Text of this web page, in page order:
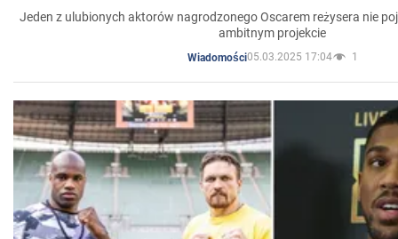
Jeden z ulubionych aktorów nagrodzonego Oscarem reżysera nie
ambitnym projekcie
Wiadomości05.03.2025 17:04 1